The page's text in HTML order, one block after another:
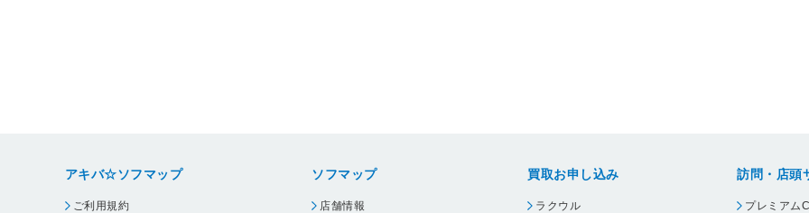
アキバ☆ソフマップ
ご利用規約
ソフマップ
店舗情報
買取お申し込み
ラクウル
訪問・店頭
プレミアム